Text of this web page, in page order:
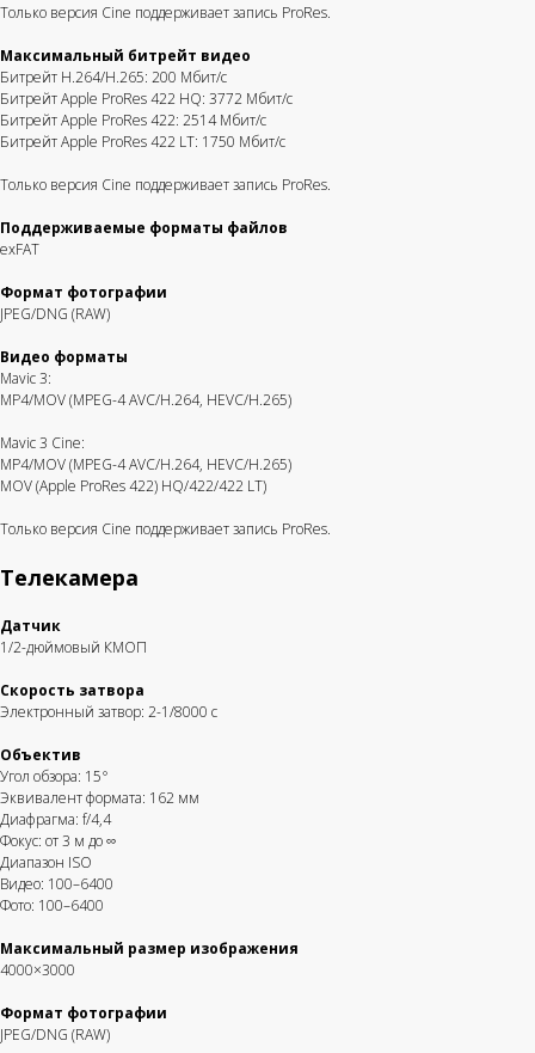
Только версия Cine поддерживает запись ProRes.
Максимальный битрейт видео
Битрейт H.264/H.265: 200 Мбит/с
Битрейт Apple ProRes 422 HQ: 3772 Мбит/с
Битрейт Apple ProRes 422: 2514 Мбит/с
Битрейт Apple ProRes 422 LT: 1750 Мбит/с
Только версия Cine поддерживает запись ProRes.
Поддерживаемые форматы файлов
exFAT
Формат фотографии
JPEG/DNG (RAW)
Видео форматы
Mavic 3:
MP4/MOV (MPEG-4 AVC/H.264, HEVC/H.265)
Mavic 3 Cine:
MP4/MOV (MPEG-4 AVC/H.264, HEVC/H.265)
MOV (Apple ProRes 422) HQ/422/422 LT)
Только версия Cine поддерживает запись ProRes.
Телекамера
Датчик
1/2-дюймовый КМОП
Скорость затвора
Электронный затвор: 2-1/8000 с
Объектив
Угол обзора: 15°
Эквивалент формата: 162 мм
Диафрагма: f/4,4
Фокус: от 3 м до ∞
Диапазон ISO
Видео: 100–6400
Фото: 100–6400
Максимальный размер изображения
4000×3000
Формат фотографии
JPEG/DNG (RAW)